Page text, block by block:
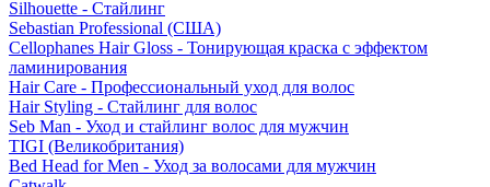
Silhouette - Стайлинг
Sebastian Professional (США)
Cellophanes Hair Gloss - Тонирующая краска с эффектом
ламинирования
Hair Care - Профессиональный уход для волос
Hair Styling - Стайлинг для волос
Seb Man - Уход и стайлинг волос для мужчин
TIGI (Великобритания)
Bed Head for Men - Уход за волосами для мужчин